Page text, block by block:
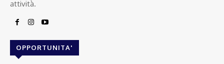
attività.
OPPORTUNITA'